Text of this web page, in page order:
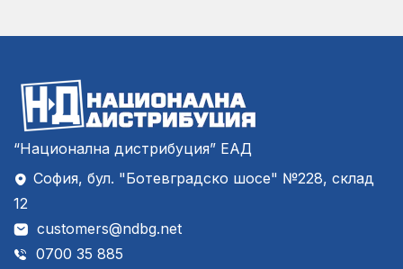
“Национална дистрибуция” ЕАД
София, бул. "Ботевградско шосе" №228, склад
12
customers@ndbg.net
0700 35 885